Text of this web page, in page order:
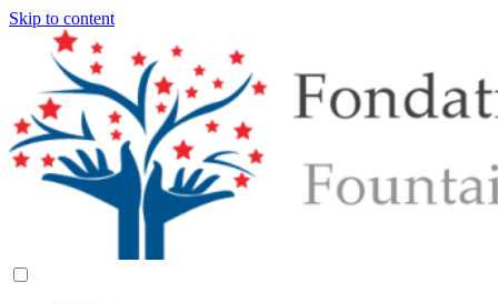
Skip to content